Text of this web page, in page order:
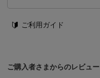
ご利用ガイド
ご購入者さまからのレビュー